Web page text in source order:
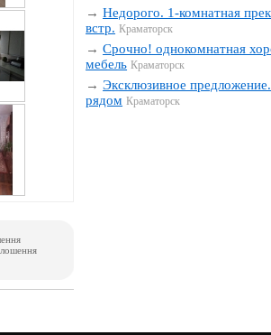
→Недорого. 1-комнатная
встр. Краматорск
→Срочно! однокомнатная
мебель Краматорск
→Эксклюзивное
рядом Краматорск